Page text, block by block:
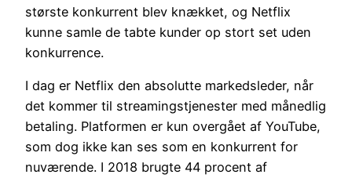
største konkurrent blev knækket, og Netflix
kunne samle de tabte kunder op stort set uden
konkurrence.
I dag er Netflix den absolutte markedsleder, når
det kommer til streamingstjenester med månedlig
betaling. Platformen er kun overgået af YouTube,
som dog ikke kan ses som en konkurrent for
nuværende. I 2018 brugte 44 procent af